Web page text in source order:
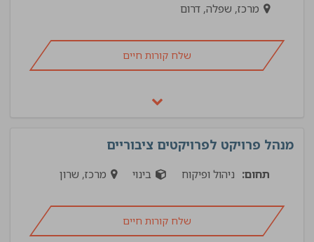
מרכז, שפלה, דרום
שלח קורות חיים
מנהל פרויקט לפרויקטים ציבוריים
תחום: ניהול ופיקוח בינוי מרכז, שרון
שלח קורות חיים